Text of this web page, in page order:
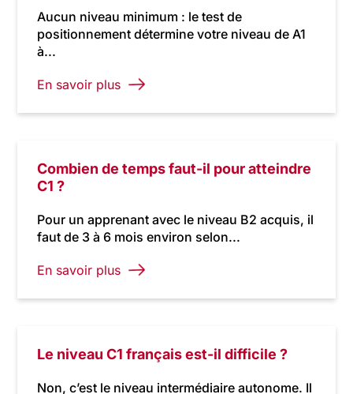
Aucun niveau minimum : le test de
positionnement détermine votre niveau de A1
à...
En savoir plus
Combien de temps faut-il pour atteindre
C1 ?
Pour un apprenant avec le niveau B2 acquis, il
faut de 3 à 6 mois environ selon...
En savoir plus
Le niveau C1 français est-il difficile ?
Non, c’est le niveau intermédiaire autonome. Il